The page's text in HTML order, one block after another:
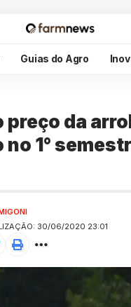
Guias do Agro
preço da
1°
30/06/2020 23:01